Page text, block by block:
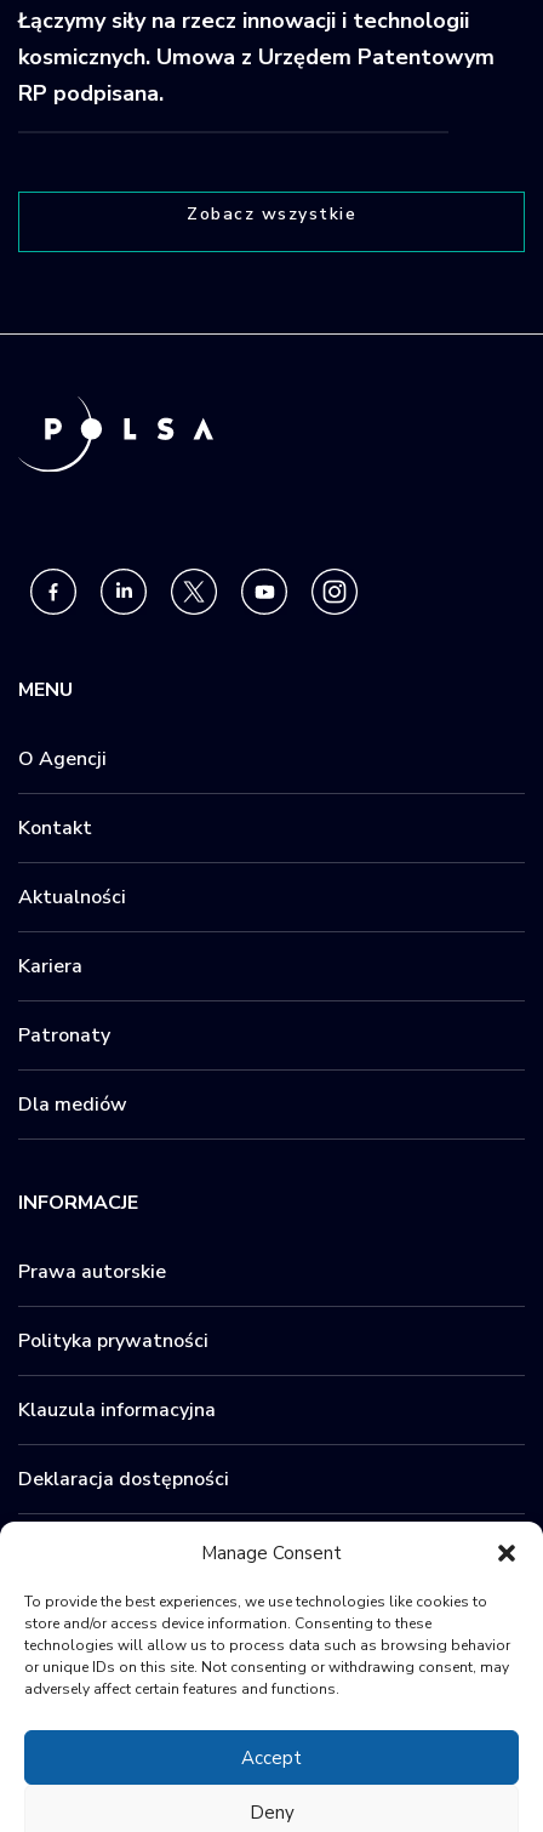
Manage Consent
To provide the best experiences, we use technologies like cookies to
store and/or access device information. Consenting to these
technologies will allow us to process data such as browsing behavior
or unique IDs on this site. Not consenting or withdrawing consent, may
adversely affect certain features and functions.
Accept
Deny
Łączymy siły na rzecz innowacji i technologii
kosmicznych. Umowa z Urzędem Patentowym
RP podpisana.
Zobacz wszystkie
MENU
O Agencji
Kontakt
Aktualności
Kariera
Patronaty
Dla mediów
INFORMACJE
Prawa autorskie
Polityka prywatności
Klauzula informacyjna
Deklaracja dostępności
Zamówienia publiczne
BIP
Sygnaliści